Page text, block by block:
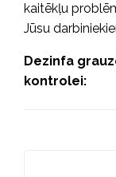
kaitēkļu
Jūsu
Dezinfa
kontrolei: